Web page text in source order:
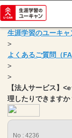
生涯学習のユーキャ
>
よくあるご質問（
>
>
【法人サービス】
理したりできますか
No : 4236